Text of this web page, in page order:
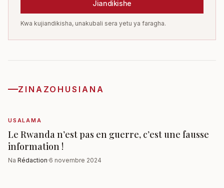
Jiandikishe
Kwa kujiandikisha, unakubali sera yetu ya faragha.
ZINAZOHUSIANA
USALAMA
Le Rwanda n’est pas en guerre, c’est une fausse
information !
Na Rédaction·6 novembre 2024